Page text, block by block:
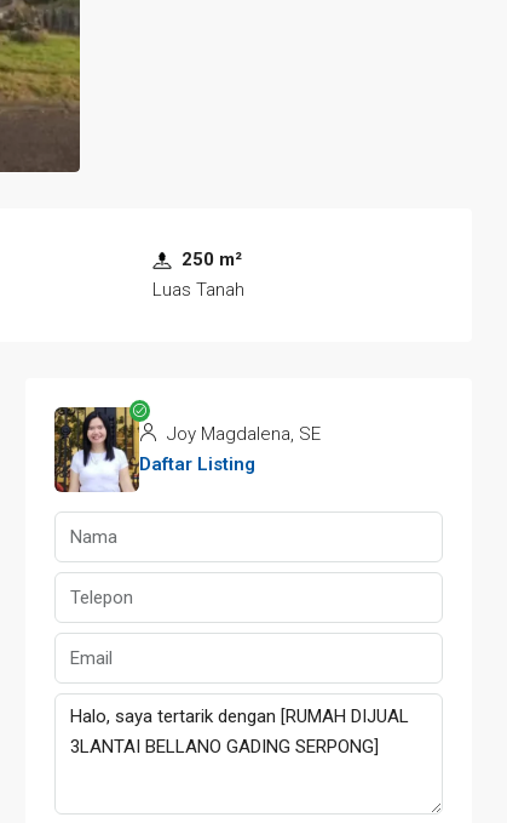
250 m²
Luas Tanah
Joy Magdalena, SE
Daftar Listing